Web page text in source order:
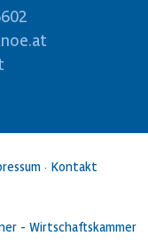
· Kontakt
- Wirtschaftskammer